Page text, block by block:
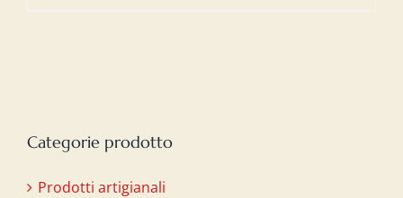
Categorie prodotto
Prodotti artigianali